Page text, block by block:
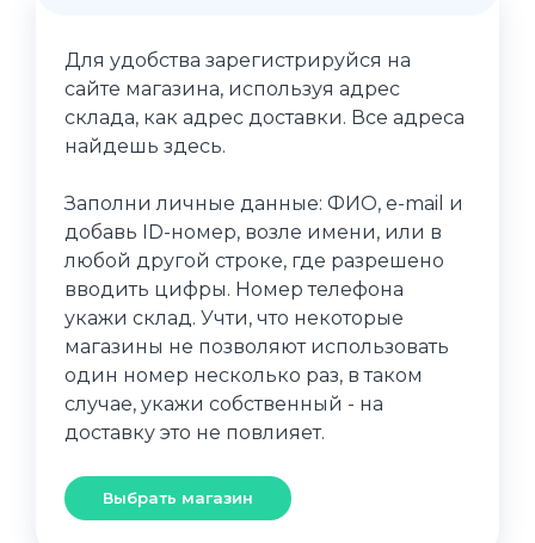
Для удобства зарегистрируйся на
сайте магазина, используя адрес
склада, как адрес доставки. Все адреса
найдешь здесь.
Заполни личные данные: ФИО, e-mail и
добавь ID-номер, возле имени, или в
любой другой строке, где разрешено
вводить цифры. Номер телефона
укажи склад. Учти, что некоторые
магазины не позволяют использовать
один номер несколько раз, в таком
случае, укажи собственный - на
доставку это не повлияет.
Выбрать магазин